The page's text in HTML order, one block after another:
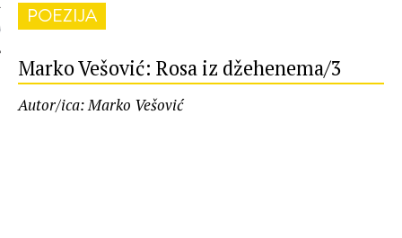
POEZIJA
Marko Vešović: Rosa iz džehenema/3
Autor/ica: Marko Vešović